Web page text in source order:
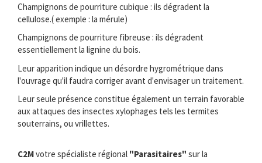
Champignons de pourriture cubique : ils dégradent la
cellulose.( exemple : la mérule)
Champignons de pourriture fibreuse : ils dégradent
essentiellement la lignine du bois.
Leur apparition indique un désordre hygrométrique dans
l'ouvrage qu'il faudra corriger avant d'envisager un traitement.
Leur seule présence constitue également un terrain favorable
aux attaques des insectes xylophages tels les termites
souterrains, ou vrillettes.
C2Mvotre spécialiste régional "Parasitaires" sur la